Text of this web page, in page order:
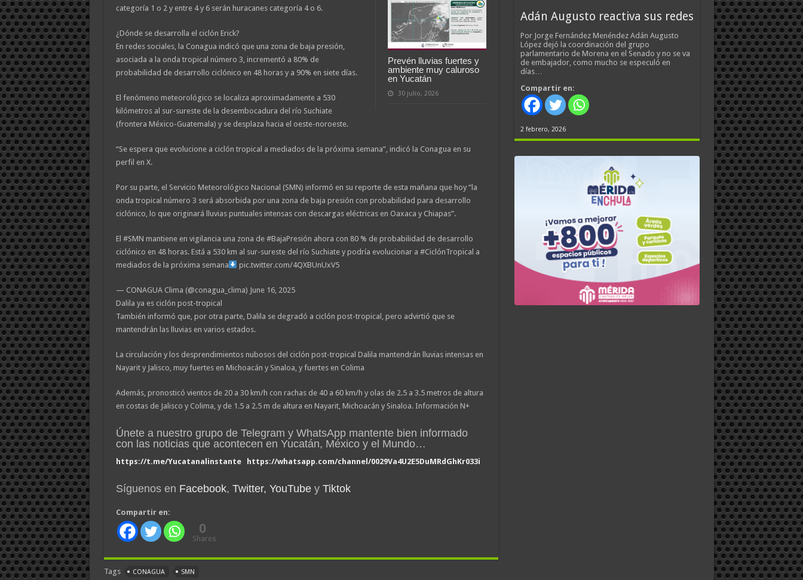
Prevén lluvias fuertes y
ambiente muy caluroso
en Yucatán
30 julio, 2026
categoría 1 o 2 y entre 4 y 6 serán huracanes categoría 4 o 6.
¿Dónde se desarrolla el ciclón Erick?
En redes sociales, la Conagua indicó que una zona de baja presión,
asociada a la onda tropical número 3, incrementó a 80% de
probabilidad de desarrollo ciclónico en 48 horas y a 90% en siete días.
El fenómeno meteorológico se localiza aproximadamente a 530
kilómetros al sur-sureste de la desembocadura del río Suchiate
(frontera México-Guatemala) y se desplaza hacia el oeste-noroeste.
“Se espera que evolucione a ciclón tropical a mediados de la próxima semana”, indicó la Conagua en su
perfil en X.
Por su parte, el Servicio Meteorológico Nacional (SMN) informó en su reporte de esta mañana que hoy “la
onda tropical número 3 será absorbida por una zona de baja presión con probabilidad para desarrollo
ciclónico, lo que originará lluvias puntuales intensas con descargas eléctricas en Oaxaca y Chiapas”.
El #SMN mantiene en vigilancia una zona de #BajaPresión ahora con 80 % de probabilidad de desarrollo
ciclónico en 48 horas. Está a 530 km al sur-sureste del río Suchiate y podría evolucionar a #CiclónTropical a
mediados de la próxima semana
pic.twitter.com/4QXBUnUxV5
— CONAGUA Clima (@conagua_clima) June 16, 2025
Dalila ya es ciclón post-tropical
También informó que, por otra parte, Dalila se degradó a ciclón post-tropical, pero advirtió que se
mantendrán las lluvias en varios estados.
La circulación y los desprendimientos nubosos del ciclón post-tropical Dalila mantendrán lluvias intensas en
Nayarit y Jalisco, muy fuertes en Michoacán y Sinaloa, y fuertes en Colima
Además, pronosticó vientos de 20 a 30 km/h con rachas de 40 a 60 km/h y olas de 2.5 a 3.5 metros de altura
en costas de Jalisco y Colima, y de 1.5 a 2.5 m de altura en Nayarit, Michoacán y Sinaloa. Información N+
Únete a nuestro grupo de Telegram y WhatsApp mantente bien informado
con las noticias que acontecen en Yucatán, México y el Mundo…
https://t.me/Yucatanalinstante https://whatsapp.com/channel/0029Va4U2E5DuMRdGhKr033i
Síguenos en Facebook, Twitter, YouTubey Tiktok
Compartir en:
0
Shares
Tags CONAGUA SMN
Adán Augusto reactiva sus redes
Por Jorge Fernández Menéndez Adán Augusto
López dejó la coordinación del grupo
parlamentario de Morena en el Senado y no se va
de embajador, como mucho se especuló en
días…
Compartir en:
2 febrero, 2026